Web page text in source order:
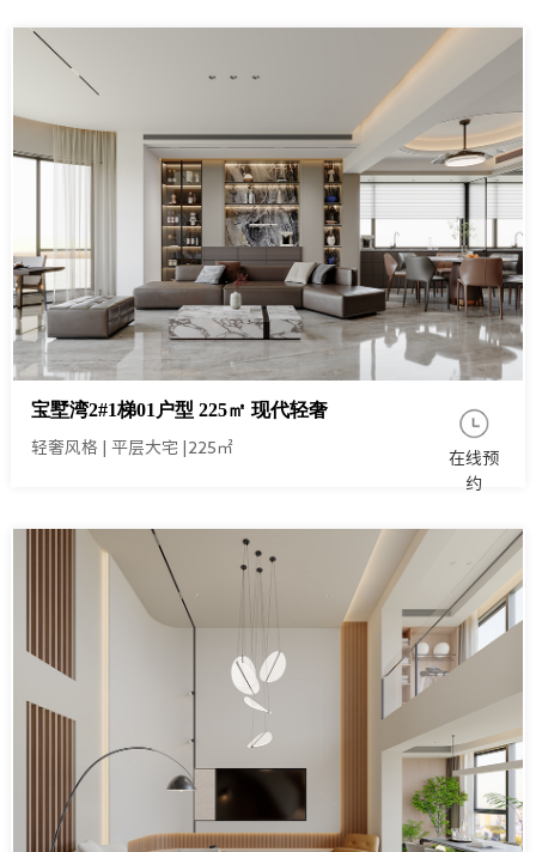
宝墅湾2#1梯01户型 225㎡ 现代轻奢
轻奢风格 平层大宅 225㎡
在线预
约